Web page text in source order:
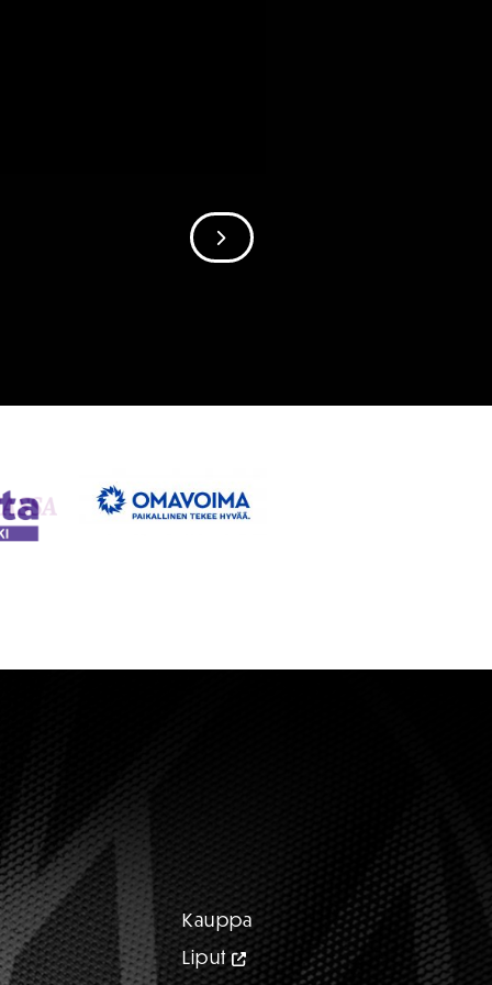
SIIRRY SEURAAVAAN
Kauppa
Liput